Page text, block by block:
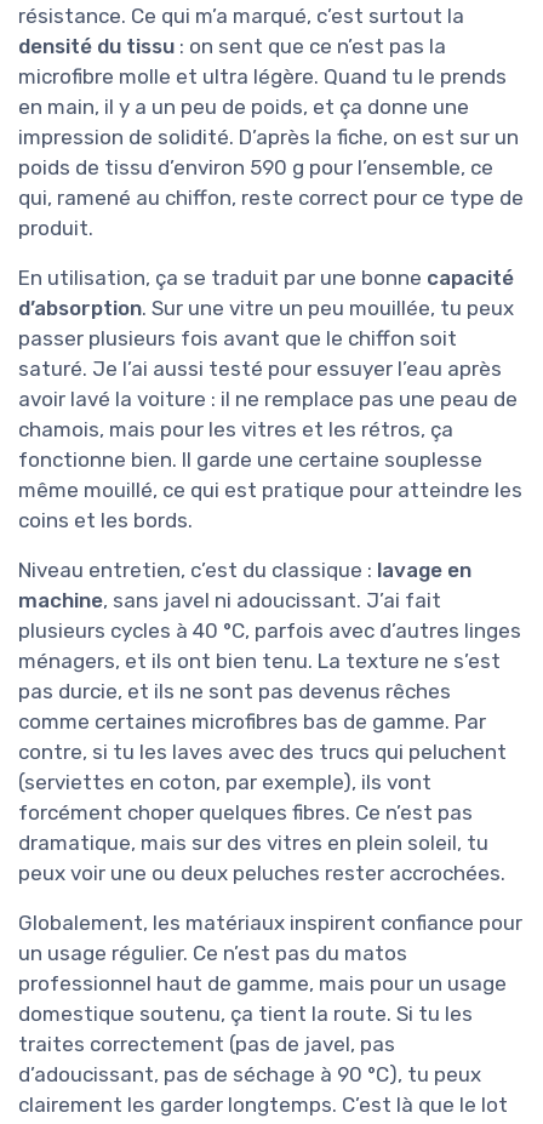
résistance. Ce qui m’a marqué, c’est surtout la
densité du tissu : on sent que ce n’est pas la
microfibre molle et ultra légère. Quand tu le prends
en main, il y a un peu de poids, et ça donne une
impression de solidité. D’après la fiche, on est sur un
poids de tissu d’environ 590 g pour l’ensemble, ce
qui, ramené au chiffon, reste correct pour ce type de
produit.
En utilisation, ça se traduit par une bonne capacité
d’absorption. Sur une vitre un peu mouillée, tu peux
passer plusieurs fois avant que le chiffon soit
saturé. Je l’ai aussi testé pour essuyer l’eau après
avoir lavé la voiture : il ne remplace pas une peau de
chamois, mais pour les vitres et les rétros, ça
fonctionne bien. Il garde une certaine souplesse
même mouillé, ce qui est pratique pour atteindre les
coins et les bords.
Niveau entretien, c’est du classique : lavage en
machine, sans javel ni adoucissant. J’ai fait
plusieurs cycles à 40 °C, parfois avec d’autres linges
ménagers, et ils ont bien tenu. La texture ne s’est
pas durcie, et ils ne sont pas devenus rêches
comme certaines microfibres bas de gamme. Par
contre, si tu les laves avec des trucs qui peluchent
(serviettes en coton, par exemple), ils vont
forcément choper quelques fibres. Ce n’est pas
dramatique, mais sur des vitres en plein soleil, tu
peux voir une ou deux peluches rester accrochées.
Globalement, les matériaux inspirent confiance pour
un usage régulier. Ce n’est pas du matos
professionnel haut de gamme, mais pour un usage
domestique soutenu, ça tient la route. Si tu les
traites correctement (pas de javel, pas
d’adoucissant, pas de séchage à 90 °C), tu peux
clairement les garder longtemps. C’est là que le lot